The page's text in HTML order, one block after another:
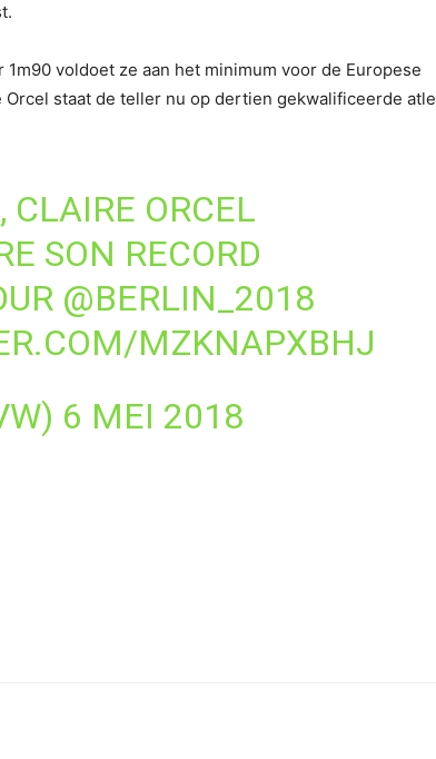
voldoet ze aan het minimum voor de Europese
staat de teller nu op dertien gekwalificeerde
CLAIRE ORCEL
SON RECORD
@BERLIN_2018
MZKNAPXBHJ
6 MEI 2018